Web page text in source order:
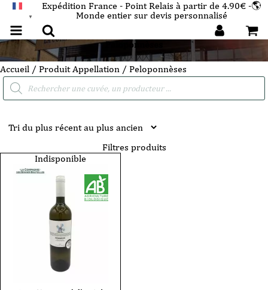
▼
Expédition France - Point Relais à partir de 4.90€ -🌎
Monde entier sur devis personnalisé
Peloponnèses
Accueil / Produit Appellation / Peloponnèses
Recherche
Filtres produits
Indisponible